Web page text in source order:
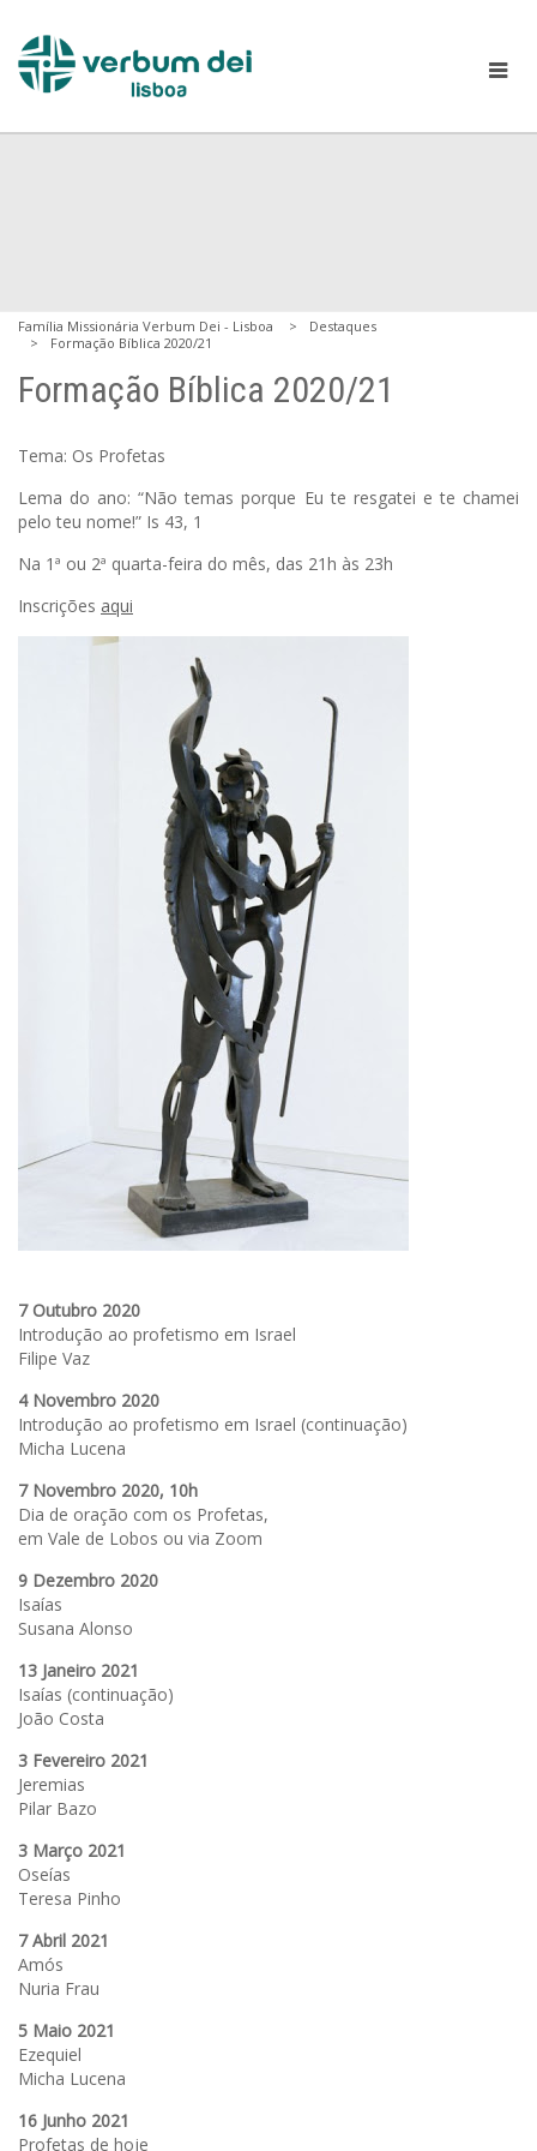
Família Missionária Verbum Dei - Lisboa
Destaques
Formação Bíblica 2020/21
Formação Bíblica 2020/21
Tema: Os Profetas
Lema do ano: “Não temas porque Eu te resgatei e te chamei
pelo teu nome!” Is 43, 1
Na 1ª ou 2ª quarta-feira do mês, das 21h às 23h
Inscrições aqui
7 Outubro 2020
Introdução ao profetismo em Israel
Filipe Vaz
4 Novembro 2020
Introdução ao profetismo em Israel (continuação)
Micha Lucena
7 Novembro 2020, 10h
Dia de oração com os Profetas,
em Vale de Lobos ou via Zoom
9 Dezembro 2020
Isaías
Susana Alonso
13 Janeiro 2021
Isaías (continuação)
João Costa
3 Fevereiro 2021
Jeremias
Pilar Bazo
3 Março 2021
Oseías
Teresa Pinho
7 Abril 2021
Amós
Nuria Frau
5 Maio 2021
Ezequiel
Micha Lucena
16 Junho 2021
Profetas de hoje